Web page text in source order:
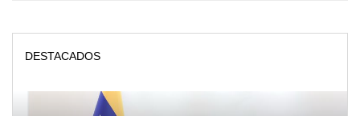
DESTACADOS